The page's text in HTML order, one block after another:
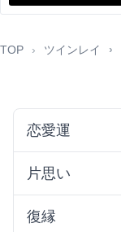
TOP ツインレイ
恋愛運
片思い
復縁